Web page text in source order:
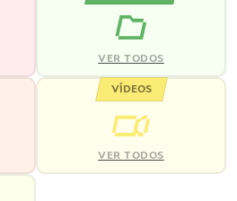
VER TODOS
VÍDEOS
VER TODOS